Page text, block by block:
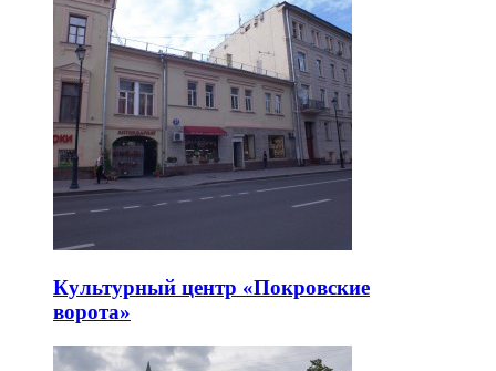
Культурный центр «Покровские
ворота»